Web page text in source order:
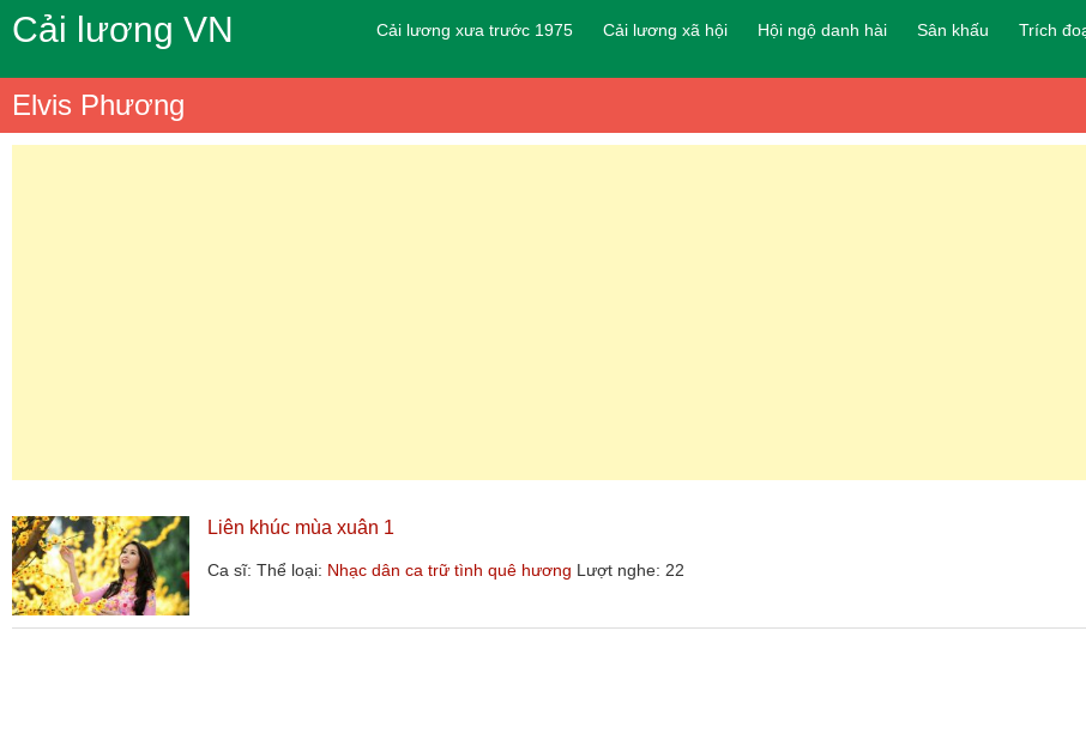
Cải lương VN Cải lương xưa trước 1975 Cải lương xã hội Hội ngộ danh hài Sân khấu Trích
Elvis Phương
Liên khúc mùa xuân 1
Ca sĩ: Thể loại: Nhạc dân ca trữ tình quê hương Lượt nghe: 22